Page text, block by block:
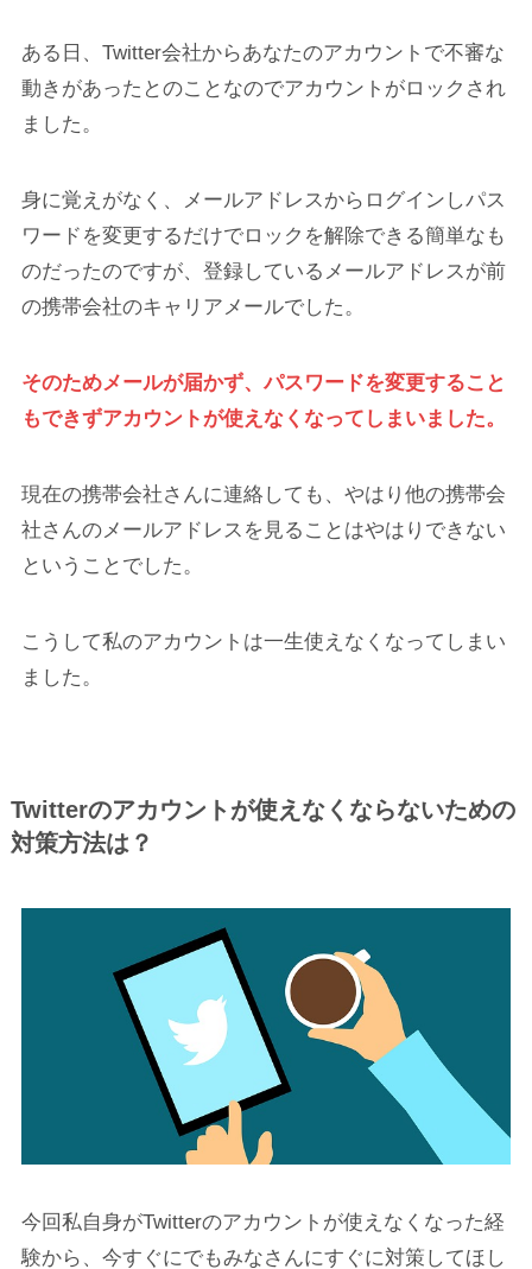
ある日、Twitter会社からあなたのアカウントで不審な
動きがあったとのことなのでアカウントがロックされ
ました。
身に覚えがなく、メールアドレスからログインしパス
ワードを変更するだけでロックを解除できる簡単なも
のだったのですが、登録しているメールアドレスが前
の携帯会社のキャリアメールでした。
そのためメールが届かず、パスワードを変更すること
もできずアカウントが使えなくなってしまいました。
現在の携帯会社さんに連絡しても、やはり他の携帯会
社さんのメールアドレスを見ることはやはりできない
ということでした。
こうして私のアカウントは一生使えなくなってしまい
ました。
Twitterのアカウントが使えなくならないための
対策方法は？
今回私自身がTwitterのアカウントが使えなくなった経
験から、今すぐにでもみなさんにすぐに対策してほし